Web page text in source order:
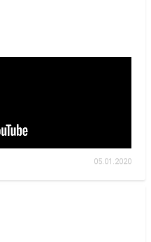
05.01.2020